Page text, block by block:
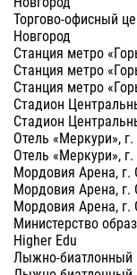
Торгово-офисный
Новгород
Станция метро
Станция метро
Станция метро
Стадион
Стадион
Отель «Меркури»,
Отель «Меркури»,
Мордовия Арена, г.
Мордовия Арена, г.
Мордовия Арена, г.
Министерство
Higher Edu
Лыжно-биатлонный